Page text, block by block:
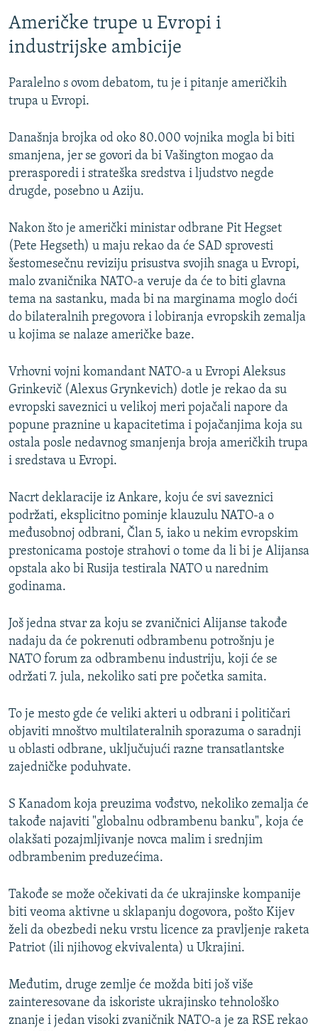
Američke trupe u Evropi i
industrijske ambicije
Paralelno s ovom debatom, tu je i pitanje američkih
trupa u Evropi.
Današnja brojka od oko 80.000 vojnika mogla bi biti
smanjena, jer se govori da bi Vašington mogao da
prerasporedi i strateška sredstva i ljudstvo negde
drugde, posebno u Aziju.
Nakon što je američki ministar odbrane Pit Hegset
(Pete Hegseth) u maju rekao da će SAD sprovesti
šestomesečnu reviziju prisustva svojih snaga u Evropi,
malo zvaničnika NATO-a veruje da će to biti glavna
tema na sastanku, mada bi na marginama moglo doći
do bilateralnih pregovora i lobiranja evropskih zemalja
u kojima se nalaze američke baze.
Vrhovni vojni komandant NATO-a u Evropi Aleksus
Grinkevič (Alexus Grynkevich) dotle je rekao da su
evropski saveznici u velikoj meri pojačali napore da
popune praznine u kapacitetima i pojačanjima koja su
ostala posle nedavnog smanjenja broja američkih trupa
i sredstava u Evropi.
Nacrt deklaracije iz Ankare, koju će svi saveznici
podržati, eksplicitno pominje klauzulu NATO-a o
međusobnoj odbrani, Član 5, iako u nekim evropskim
prestonicama postoje strahovi o tome da li bi je Alijansa
opstala ako bi Rusija testirala NATO u narednim
godinama.
Još jedna stvar za koju se zvaničnici Alijanse takođe
nadaju da će pokrenuti odbrambenu potrošnju je
NATO forum za odbrambenu industriju, koji će se
održati 7. jula, nekoliko sati pre početka samita.
To je mesto gde će veliki akteri u odbrani i političari
objaviti mnoštvo multilateralnih sporazuma o saradnji
u oblasti odbrane, uključujući razne transatlantske
zajedničke poduhvate.
S Kanadom koja preuzima vođstvo, nekoliko zemalja će
takođe najaviti "globalnu odbrambenu banku", koja će
olakšati pozajmljivanje novca malim i srednjim
odbrambenim preduzećima.
Takođe se može očekivati da će ukrajinske kompanije
biti veoma aktivne u sklapanju dogovora, pošto Kijev
želi da obezbedi neku vrstu licence za pravljenje raketa
Patriot (ili njihovog ekvivalenta) u Ukrajini.
Međutim, druge zemlje će možda biti još više
zainteresovane da iskoriste ukrajinsko tehnološko
znanje i jedan visoki zvaničnik NATO-a je za RSE rekao